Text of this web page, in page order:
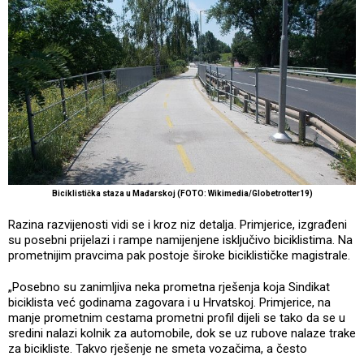
Biciklistička staza u Mađarskoj (FOTO: Wikimedia/Globetrotter19)
Razina razvijenosti vidi se i kroz niz detalja. Primjerice, izgrađeni
su posebni prijelazi i rampe namijenjene isključivo biciklistima. Na
prometnijim pravcima pak postoje široke biciklističke magistrale.
„Posebno su zanimljiva neka prometna rješenja koja Sindikat
biciklista već godinama zagovara i u Hrvatskoj. Primjerice, na
manje prometnim cestama prometni profil dijeli se tako da se u
sredini nalazi kolnik za automobile, dok se uz rubove nalaze trake
za bicikliste. Takvo rješenje ne smeta vozačima, a često